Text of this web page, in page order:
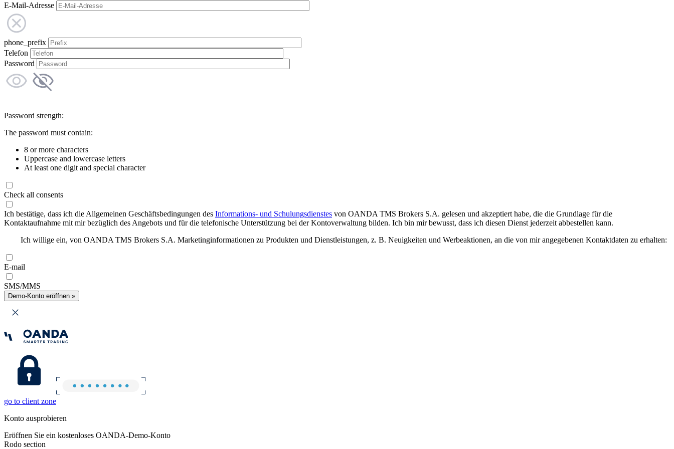
E-Mail-Adresse
phone_prefix
Telefon
Password
Password strength:
The password must contain:
8 or more characters
Uppercase and lowercase letters
At least one digit and special character
Check all consents
Ich bestätige, dass ich die Allgemeinen Geschäftsbedingungen des Informations- und Schulungsdienstes von OANDA TMS Brokers S.A. gelesen und akzeptiert habe, die die Grundlage für die
Kontaktaufnahme mit mir bezüglich des Angebots und für die telefonische Unterstützung bei der Kontoverwaltung bilden. Ich bin mir bewusst, dass ich diesen Dienst jederzeit abbestellen kann.
Ich willige ein, von OANDA TMS Brokers S.A. Marketinginformationen zu Produkten und Dienstleistungen, z. B. Neuigkeiten und Werbeaktionen, an die von mir angegebenen Kontaktdaten zu erhalten:
E-mail
SMS/MMS
Demo-Konto eröffnen »
go to client zone
Konto ausprobieren
Eröffnen Sie ein kostenloses OANDA-Demo-Konto
Rodo section